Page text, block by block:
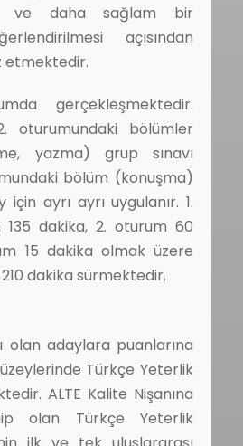
ve daha sağlam bir
açısından
etmektedir.
gerçekleşmektedir.
oturumundaki bölümler
yazma) grup sınavı
bölüm (konuşma)
ayrı ayrı uygulanır. 1.
dakika, 2. oturum 60
15 dakika olmak üzere
210 dakika sürmektedir.
olan adaylara puanlarına
Türkçe Yeterlik
ALTE Kalite Nişanına
olan Türkçe Yeterlik